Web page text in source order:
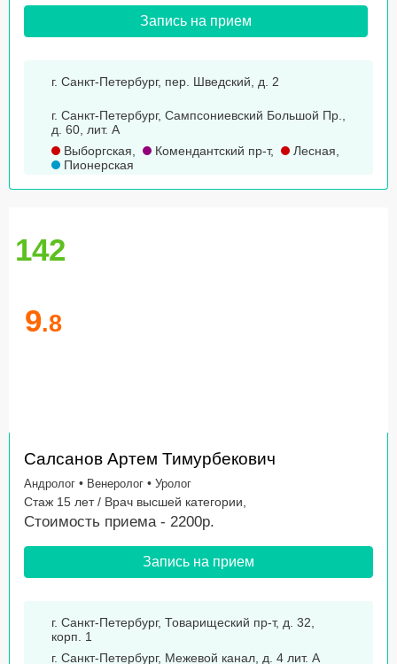
Запись на прием
г. Санкт-Петербург, пер. Шведский, д. 2
г. Санкт-Петербург, Сампсониевский Большой Пр.,
д. 60, лит. А
Выборгская, Комендантский пр-т, Лесная,
Пионерская
142
9.8
Салсанов Артем Тимурбекович
Андролог • Венеролог • Уролог
Стаж 15 лет / Врач высшей категории,
Стоимость приема - 2200р.
Запись на прием
г. Санкт-Петербург, Товарищеский пр-т, д. 32,
корп. 1
г. Санкт-Петербург, Межевой канал, д. 4 лит. А